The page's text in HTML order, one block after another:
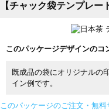
【チャック袋テンプレー
このパッケージデザインのコ
既成品の袋にオリジナルの
イン例です。
このパッケージのご注文・無料